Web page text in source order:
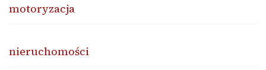
motoryzacja
nieruchomości